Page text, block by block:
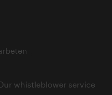
whistleblower service